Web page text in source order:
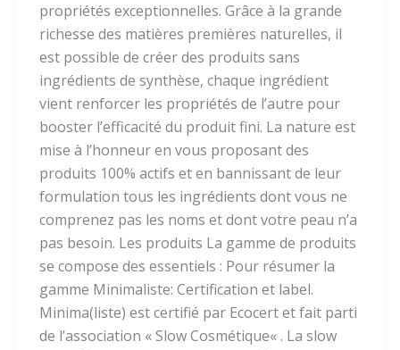
propriétés exceptionnelles. Grâce à la grande
richesse des matières premières naturelles, il
est possible de créer des produits sans
ingrédients de synthèse, chaque ingrédient
vient renforcer les propriétés de l’autre pour
booster l’efficacité du produit fini. La nature est
mise à l’honneur en vous proposant des
produits 100% actifs et en bannissant de leur
formulation tous les ingrédients dont vous ne
comprenez pas les noms et dont votre peau n’a
pas besoin. Les produits La gamme de produits
se compose des essentiels : Pour résumer la
gamme Minimaliste: Certification et label.
Minima(liste) est certifié par Ecocert et fait parti
de l’association « Slow Cosmétique« . La slow